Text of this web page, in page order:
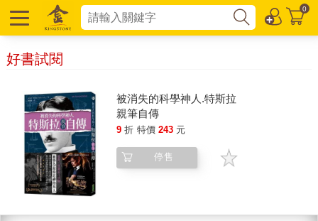
0
好書試閱
被消失的科學神人.特斯拉
親筆自傳
9 折 特價 243 元
停售